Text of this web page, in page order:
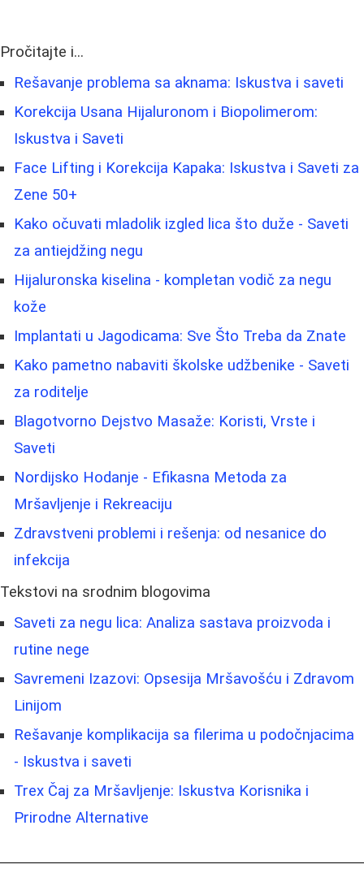
Pročitajte i...
Rešavanje problema sa aknama: Iskustva i saveti
Korekcija Usana Hijaluronom i Biopolimerom:
Iskustva i Saveti
Face Lifting i Korekcija Kapaka: Iskustva i Saveti za
Zene 50+
Kako očuvati mladolik izgled lica što duže - Saveti
za antiejdžing negu
Hijaluronska kiselina - kompletan vodič za negu
kože
Implantati u Jagodicama: Sve Što Treba da Znate
Kako pametno nabaviti školske udžbenike - Saveti
za roditelje
Blagotvorno Dejstvo Masaže: Koristi, Vrste i
Saveti
Nordijsko Hodanje - Efikasna Metoda za
Mršavljenje i Rekreaciju
Zdravstveni problemi i rešenja: od nesanice do
infekcija
Tekstovi na srodnim blogovima
Saveti za negu lica: Analiza sastava proizvoda i
rutine nege
Savremeni Izazovi: Opsesija Mršavošću i Zdravom
Linijom
Rešavanje komplikacija sa filerima u podočnjacima
- Iskustva i saveti
Trex Čaj za Mršavljenje: Iskustva Korisnika i
Prirodne Alternative